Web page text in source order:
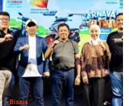
Bisnis